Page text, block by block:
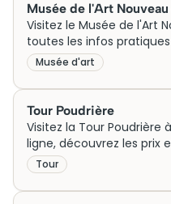
Musée de l'Art
Visitez le Musée de l'Art
toutes les infos
pour organiser votre visite.
Musée d'art
Tour Poudrière
Visitez la Tour Poudrière
ligne, découvrez les prix
pleinement de ce
Tour